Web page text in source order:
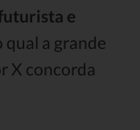
e
qual a grande
X concorda